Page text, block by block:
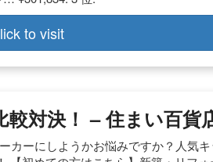
to visit
対決！ – 住まい百貨
カーにしようかお悩みですか？人気